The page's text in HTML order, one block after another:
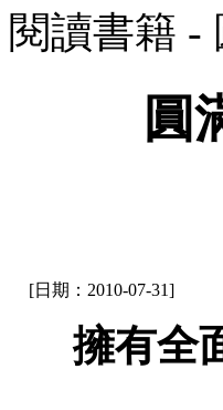
閱讀書籍
圓
[日期：2010-07-31]
擁有全